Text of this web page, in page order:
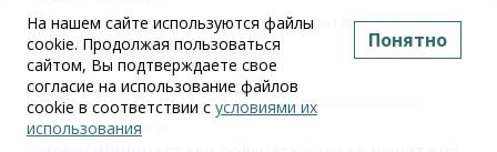
Новосибирские грузоперевозчики переходят на
цифровые накладные
28 июля 2026, 11:00
Бизнес ПроБизнес
На нашем сайте используются файлы
cookie. Продолжая пользоваться
сайтом, Вы подтверждаете свое
согласие на использование файлов
cookie в соответствии с условиями их
использования
Понятно